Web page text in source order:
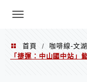
menu
首頁 / 咖啡線-文
「捷運：中山國中站」